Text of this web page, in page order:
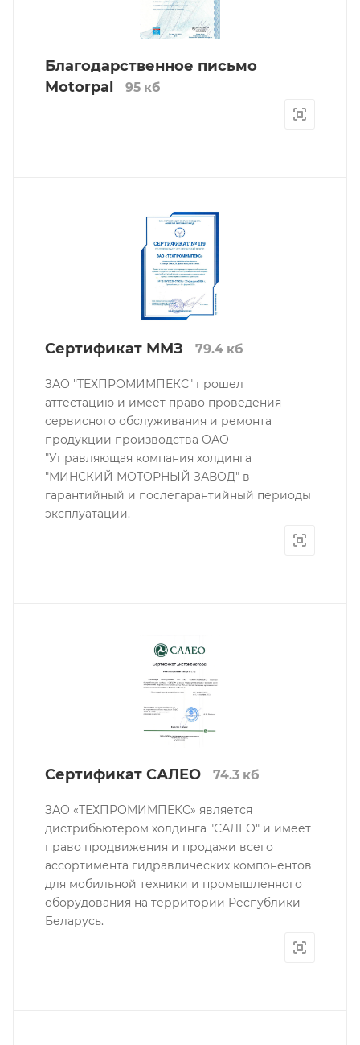
Благодарственное письмо
Motorpal
95 кб
Сертификат ММЗ 79.4 кб
ЗАО "ТЕХПРОМИМПЕКС" прошел
аттестацию и имеет право проведения
сервисного обслуживания и ремонта
продукции производства ОАО
"Управляющая компания холдинга
"МИНСКИЙ МОТОРНЫЙ ЗАВОД" в
гарантийный и послегарантийный периоды
эксплуатации.
Сертификат САЛЕО 74.3 кб
ЗАО «ТЕХПРОМИМПЕКС» является
дистрибьютером холдинга "САЛЕО" и имеет
право продвижения и продажи всего
ассортимента гидравлических компонентов
для мобильной техники и промышленного
оборудования на территории Республики
Беларусь.